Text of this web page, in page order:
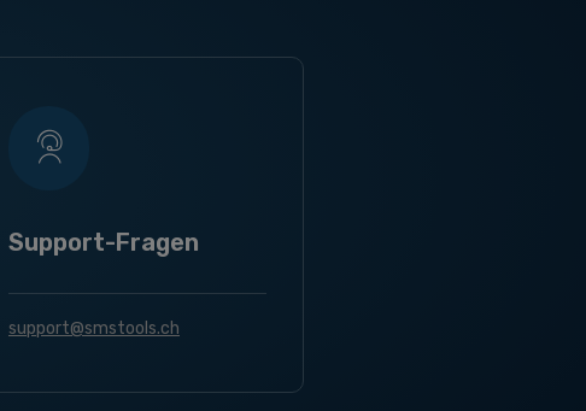
Support-Fragen
support@smstools.ch